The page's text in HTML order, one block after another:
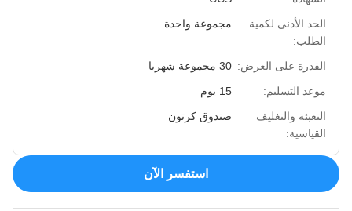
الحد الأدنى لكمية
الطلب:
مجموعة واحدة
القدرة على العرض: 30 مجموعة شهريا
موعد التسليم:
15 يوم
التعبئة والتغليف
القياسية:
صندوق كرتون
استفسر الآن